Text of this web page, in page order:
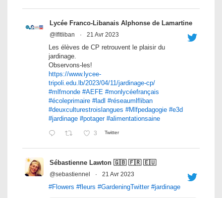
Lycée Franco-Libanais Alphonse de Lamartine
@lfltliban · 21 Avr 2023
Les élèves de CP retrouvent le plaisir du
jardinage.
Observons-les!
https://www.lycee-
tripoli.edu.lb/2023/04/11/jardinage-cp/
#mlfmonde #AEFE #monlycéefrançais
#écoleprimaire #ladl #réseaumlfliban
#deuxculturestroislangues #Mlfpedagogie #e3d
#jardinage #potager #alimentationsaine
3 Twitter
Sébastienne Lawton 🇬🇧 🇫🇷 🇪🇺
@sebastiennel · 21 Avr 2023
#Flowers #fleurs #GardeningTwitter #jardinage